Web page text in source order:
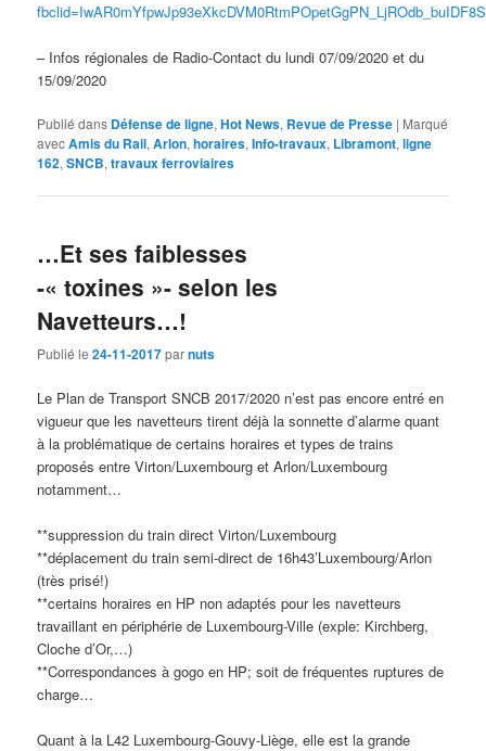
– Infos régionales de Radio-Contact du lundi 07/09/2020 et du
15/09/2020
Publié dans Défense de ligne,Hot News, Revue de Presse | Marqué
avecAmis du Rail,Arlon,horaires,Info-travaux, Libramont,ligne
162,SNCB,travaux ferroviaires
…Et ses faiblesses
-« toxines »- selon les
Navetteurs…!
Publié le24-11-2017parnuts
Le Plan de Transport SNCB 2017/2020 n’est pas encore entré en
vigueur que les navetteurs tirent déjà la sonnette d’alarme quant
à la problématique de certains horaires et types de trains
proposés entre Virton/Luxembourg et Arlon/Luxembourg
notamment…
**suppression du train direct Virton/Luxembourg
**déplacement du train semi-direct de 16h43’Luxembourg/Arlon
(très prisé!)
**certains horaires en HP non adaptés pour les navetteurs
travaillant en périphérie de Luxembourg-Ville (exple: Kirchberg,
Cloche d’Or,…)
**Correspondances à gogo en HP; soit de fréquentes ruptures de
charge…
Quant à la L42 Luxembourg-Gouvy-Liège, elle est la grande